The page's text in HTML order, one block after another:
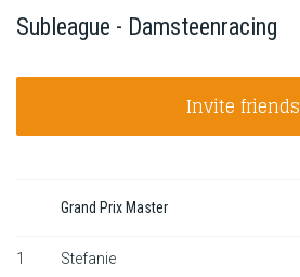
12d :
Login
Standings
Subleague - Damsteenracing
Invite friends
Grand Prix Master
1 Stefanie